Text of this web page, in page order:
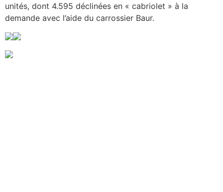
unités, dont 4.595 déclinées en « cabriolet » à la
demande avec l’aide du carrossier Baur.